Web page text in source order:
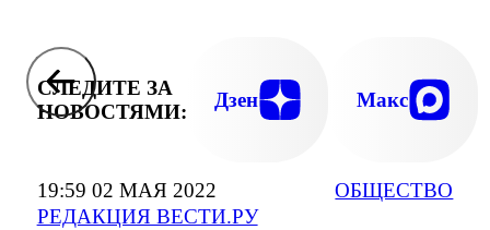
19:59 02 МАЯ 2022
РЕДАКЦИЯ ВЕСТИ.РУ
ОБЩЕСТВО
СЛЕДИТЕ ЗА
НОВОСТЯМИ:
Дзен Макс